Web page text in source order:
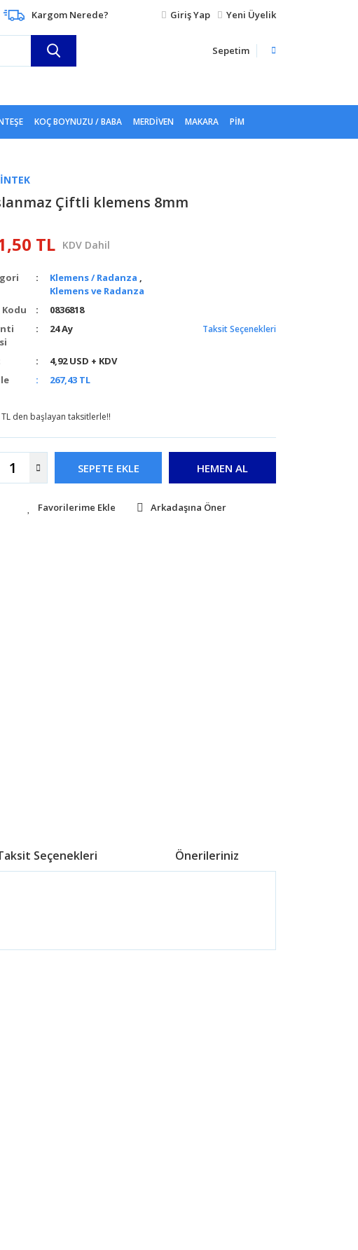
Kargom Nerede? Giriş Yap Yeni Üyelik
Sepetim
KOÇ BOYNUZU / BABA MERDIVEN MAKARA PIM
Çiftli klemens 8mm
TL KDV Dahil
Klemens / Radanza ,
Klemens ve Radanza
0836818
24 Ay
4,92 USD + KDV
267,43 TL
Taksit Seçenekleri
den başlayan taksitlerle!!
SEPETE EKLE HEMEN AL
Arkadaşına Öner
Seçenekleri Önerileriniz